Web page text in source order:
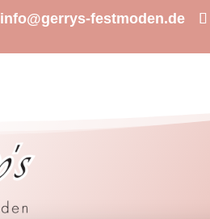
info@gerrys-festmoden.de